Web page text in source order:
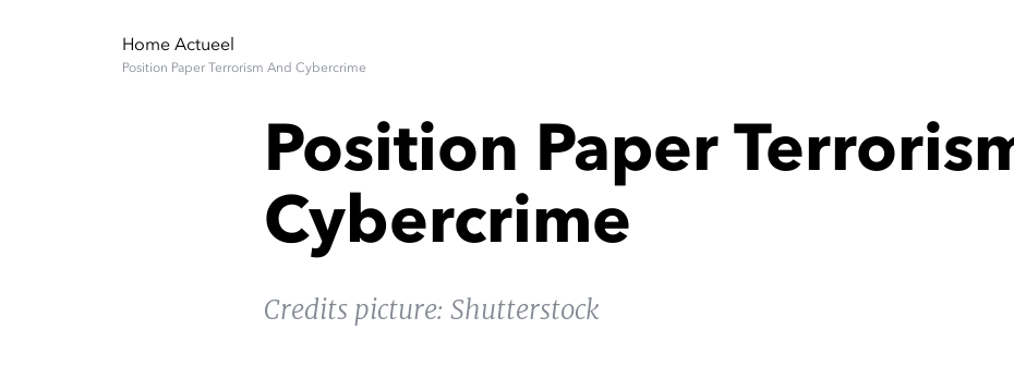
Home Actueel
Position Paper Terrorism And Cybercrime
Position Paper
Cybercrime
Credits picture: Shutterstock